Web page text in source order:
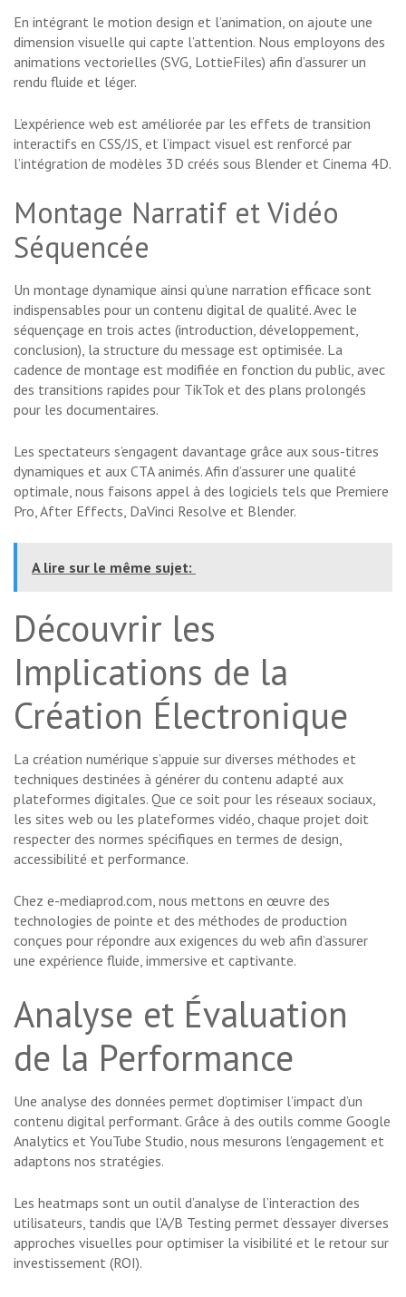
En intégrant le motion design et l’animation, on ajoute une
dimension visuelle qui capte l’attention. Nous employons des
animations vectorielles (SVG, LottieFiles) afin d’assurer un
rendu fluide et léger.
L’expérience web est améliorée par les effets de transition
interactifs en CSS/JS, et l’impact visuel est renforcé par
l’intégration de modèles 3D créés sous Blender et Cinema 4D.
Montage Narratif et Vidéo
Séquencée
Un montage dynamique ainsi qu’une narration efficace sont
indispensables pour un contenu digital de qualité. Avec le
séquençage en trois actes (introduction, développement,
conclusion), la structure du message est optimisée. La
cadence de montage est modifiée en fonction du public, avec
des transitions rapides pour TikTok et des plans prolongés
pour les documentaires.
Les spectateurs s’engagent davantage grâce aux sous-titres
dynamiques et aux CTA animés. Afin d’assurer une qualité
optimale, nous faisons appel à des logiciels tels que Premiere
Pro, After Effects, DaVinci Resolve et Blender.
A lire sur le même sujet:
Découvrir les
Implications de la
Création Électronique
La création numérique s’appuie sur diverses méthodes et
techniques destinées à générer du contenu adapté aux
plateformes digitales. Que ce soit pour les réseaux sociaux,
les sites web ou les plateformes vidéo, chaque projet doit
respecter des normes spécifiques en termes de design,
accessibilité et performance.
Chez e-mediaprod.com, nous mettons en œuvre des
technologies de pointe et des méthodes de production
conçues pour répondre aux exigences du web afin d’assurer
une expérience fluide, immersive et captivante.
Analyse et Évaluation
de la Performance
Une analyse des données permet d’optimiser l’impact d’un
contenu digital performant. Grâce à des outils comme Google
Analytics et YouTube Studio, nous mesurons l’engagement et
adaptons nos stratégies.
Les heatmaps sont un outil d’analyse de l’interaction des
utilisateurs, tandis que l’A/B Testing permet d’essayer diverses
approches visuelles pour optimiser la visibilité et le retour sur
investissement (ROI).